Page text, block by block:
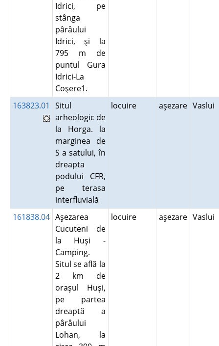
Idrici, pe
stânga
pârâului
Idrici, şi la
795 m de
puntul Gura
Idrici-La
Coşere1.
163823.01
Situl
arheologic de
la Horga. la
marginea de
S a satului, în
dreapta
podului CFR,
pe terasa
interfluvială
locuire aşezare Vaslui
161838.04 Aşezarea
Cucuteni de
la Huşi -
Camping.
Situl se află la
2 km de
oraşul Huşi,
pe partea
dreaptă a
pârâului
Lohan, la
locuire aşezare Vaslui